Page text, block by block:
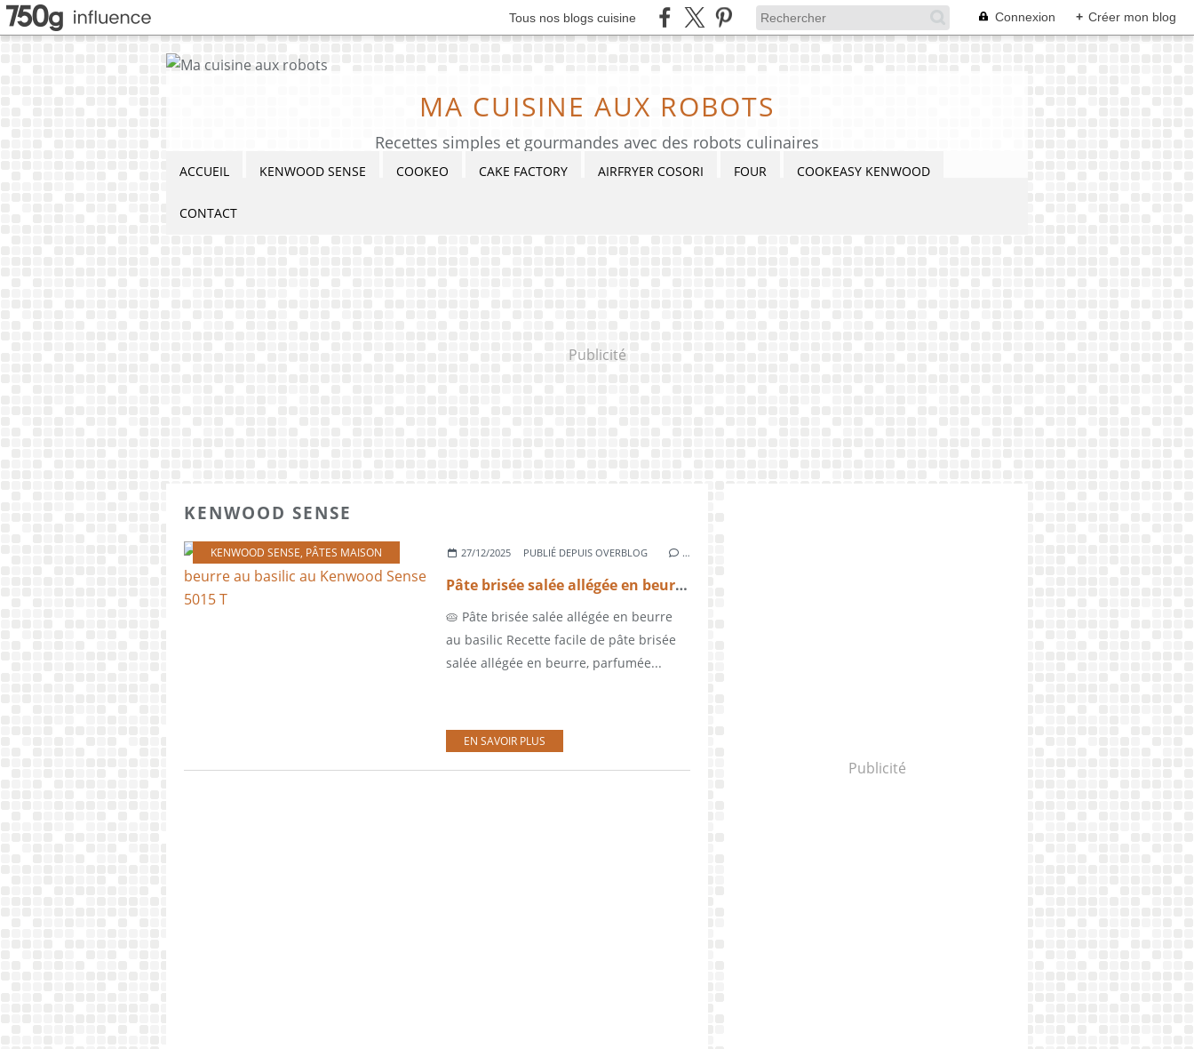
Tous nos blogs cuisine Connexion + Créer mon blog
MA CUISINE AUX ROBOTS
Recettes simples et gourmandes avec des robots culinaires
ACCUEIL KENWOOD SENSE COOKEO CAKE FACTORY AIRFRYER COSORI FOUR COOKEASY KENWOOD
CONTACT
Publicité
KENWOOD SENSE
KENWOOD SENSE, PÂTES MAISON 27/12/2025 PUBLIÉ DEPUIS OVERBLOG …
Pâte brisée salée allégée en beurre au basilic au Kenwood Sense 5015 T
🥧 Pâte brisée salée allégée en beurre
au basilic Recette facile de pâte brisée
salée allégée en beurre, parfumée...
EN SAVOIR PLUS
Publicité